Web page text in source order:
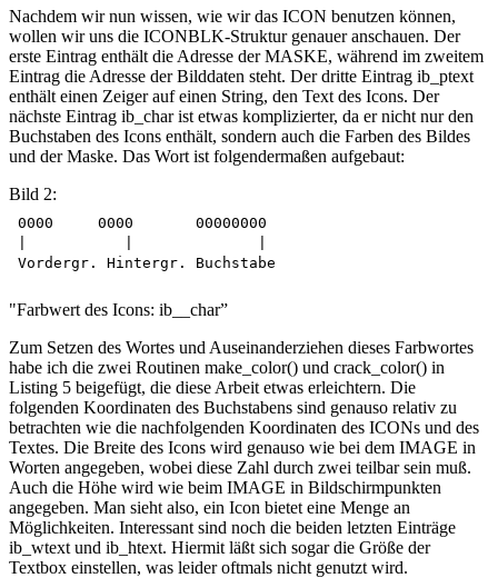
Nachdem wir nun wissen, wie wir das ICON benutzen können,
wollen wir uns die ICONBLK-Struktur genauer anschauen. Der
erste Eintrag enthält die Adresse der MASKE, während im zweitem
Eintrag die Adresse der Bilddaten steht. Der dritte Eintrag ib_ptext
enthält einen Zeiger auf einen String, den Text des Icons. Der
nächste Eintrag ib_char ist etwas komplizierter, da er nicht nur den
Buchstaben des Icons enthält, sondern auch die Farben des Bildes
und der Maske. Das Wort ist folgendermaßen aufgebaut:
Bild 2:
0000     0000       00000000
"Farbwert des Icons: ib__char”
Zum Setzen des Wortes und Auseinanderziehen dieses Farbwortes
habe ich die zwei Routinen make_color() und crack_color() in
Listing 5 beigefügt, die diese Arbeit etwas erleichtern. Die
folgenden Koordinaten des Buchstabens sind genauso relativ zu
betrachten wie die nachfolgenden Koordinaten des ICONs und des
Textes. Die Breite des Icons wird genauso wie bei dem IMAGE in
Worten angegeben, wobei diese Zahl durch zwei teilbar sein muß.
Auch die Höhe wird wie beim IMAGE in Bildschirmpunkten
angegeben. Man sieht also, ein Icon bietet eine Menge an
Möglichkeiten. Interessant sind noch die beiden letzten Einträge
ib_wtext und ib_htext. Hiermit läßt sich sogar die Größe der
Textbox einstellen, was leider oftmals nicht genutzt wird.